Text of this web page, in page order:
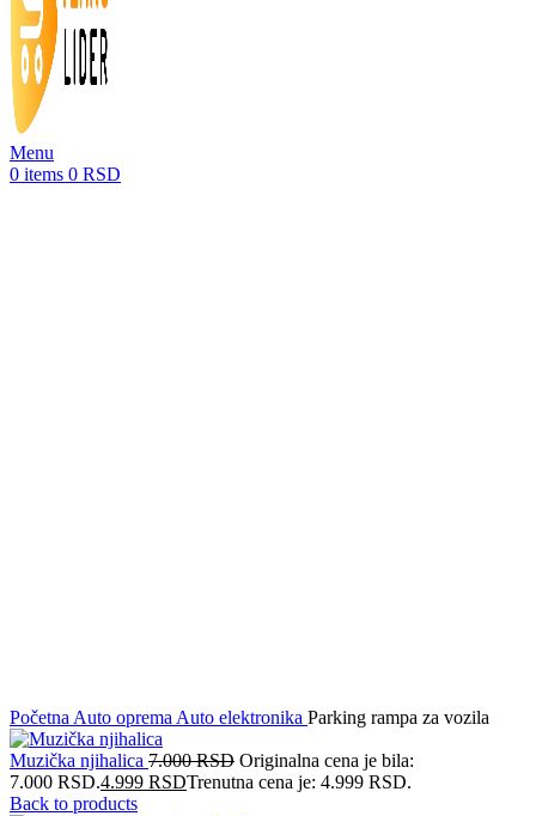
Menu
0 items 0 RSD
PočetnaAuto opremaAuto elektronika Parking rampa za vozila
Muzička njihalica 7.000RSD Originalna cena je bila:
7.000 RSD.4.999 RSDTrenutna cena je: 4.999 RSD.
Back to products